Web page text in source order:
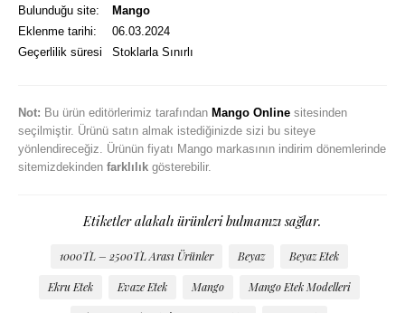
Bulunduğu site:
Mango
Eklenme tarihi:
06.03.2024
Geçerlilik süresi
Stoklarla Sınırlı
Not: Bu ürün editörlerimiz tarafından Mango Onlinesitesinden
seçilmiştir. Ürünü satın almak istediğinizde sizi bu siteye
yönlendireceğiz. Ürünün fiyatı Mango markasının indirim dönemlerinde
sitemizdekinden farklılıkgösterebilir.
Etiketler alakalı ürünleri bulmanızı sağlar.
1000TL – 2500TL Arası Ürünler Beyaz Beyaz Etek
Ekru Etek Evaze Etek Mango Mango Etek Modelleri